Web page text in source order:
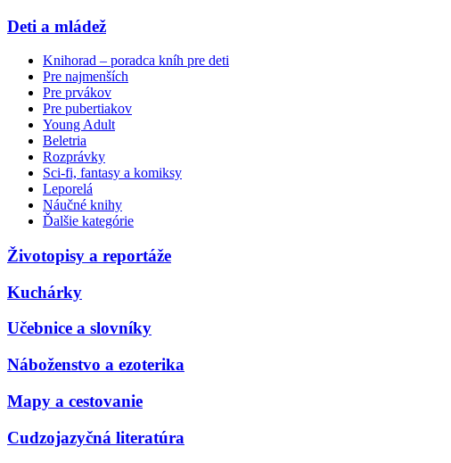
Deti a mládež
Knihorad – poradca kníh pre deti
Pre najmenších
Pre prvákov
Pre pubertiakov
Young Adult
Beletria
Rozprávky
Sci-fi, fantasy a komiksy
Leporelá
Náučné knihy
Ďalšie kategórie
Životopisy a reportáže
Kuchárky
Učebnice a slovníky
Náboženstvo a ezoterika
Mapy a cestovanie
Cudzojazyčná literatúra